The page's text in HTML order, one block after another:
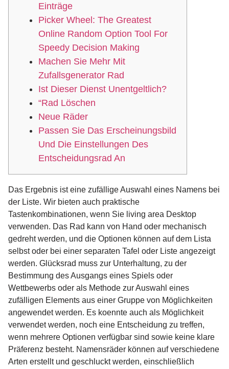
Einträge
Picker Wheel: The Greatest
Online Random Option Tool For
Speedy Decision Making
Machen Sie Mehr Mit
Zufallsgenerator Rad
Ist Dieser Dienst Unentgeltlich?
“Rad Löschen
Neue Räder
Passen Sie Das Erscheinungsbild
Und Die Einstellungen Des
Entscheidungsrad An
Das Ergebnis ist eine zufällige Auswahl eines Namens bei
der Liste. Wir bieten auch praktische
Tastenkombinationen, wenn Sie living area Desktop
verwenden. Das Rad kann von Hand oder mechanisch
gedreht werden, und die Optionen können auf dem Lista
selbst oder bei einer separaten Tafel oder Liste angezeigt
werden. Glücksrad muss zur Unterhaltung, zu der
Bestimmung des Ausgangs eines Spiels oder
Wettbewerbs oder als Methode zur Auswahl eines
zufälligen Elements aus einer Gruppe von Möglichkeiten
angewendet werden. Es koennte auch als Möglichkeit
verwendet werden, noch eine Entscheidung zu treffen,
wenn mehrere Optionen verfügbar sind sowie keine klare
Präferenz besteht. Namensräder können auf verschiedene
Arten erstellt und geschluckt werden, einschließlich